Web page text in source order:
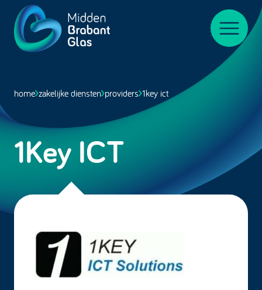
Midden-
BrabantGlas
Menu
home zakelijke diensten providers 1key ict
1Key ICT